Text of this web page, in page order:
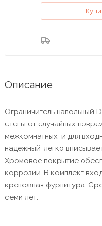
Описание
Ограничитель напольный
стены от случайных
межкомнатных и для
надежный, легко
Хромовое покрытие
коррозии. В комплект
крепежная фурнитура.
семи лет.